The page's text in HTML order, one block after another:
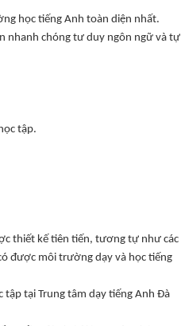
học tiếng Anh toàn diện nhất.
nhanh chóng tư duy ngôn ngữ và tự
tập.
thiết kế tiên tiến, tương tự như các
được môi trường dạy và học tiếng
tại Trung tâm dạy tiếng Anh Đà